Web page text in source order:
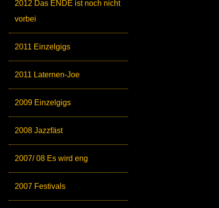
2012 Das ENDE ist noch nicht
vorbei
2011 Einzelgigs
2011 Laternen-Joe
2009 Einzelgigs
2008 Jazzfäst
2007/ 08 Es wird eng
2007 Festivals